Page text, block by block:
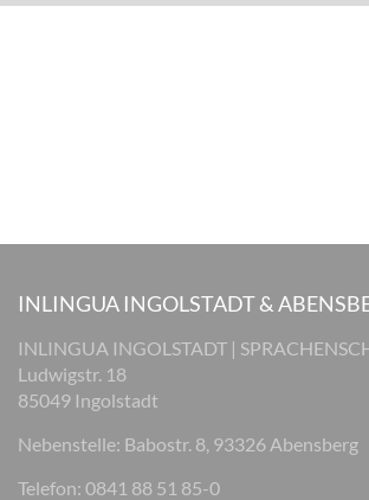
INLINGUA INGOLSTADT &
INLINGUA INGOLSTADT |
Ludwigstr. 18
85049 Ingolstadt
Nebenstelle: Babostr. 8, 93326 Abensberg
Telefon: 0841 88 51 85-0